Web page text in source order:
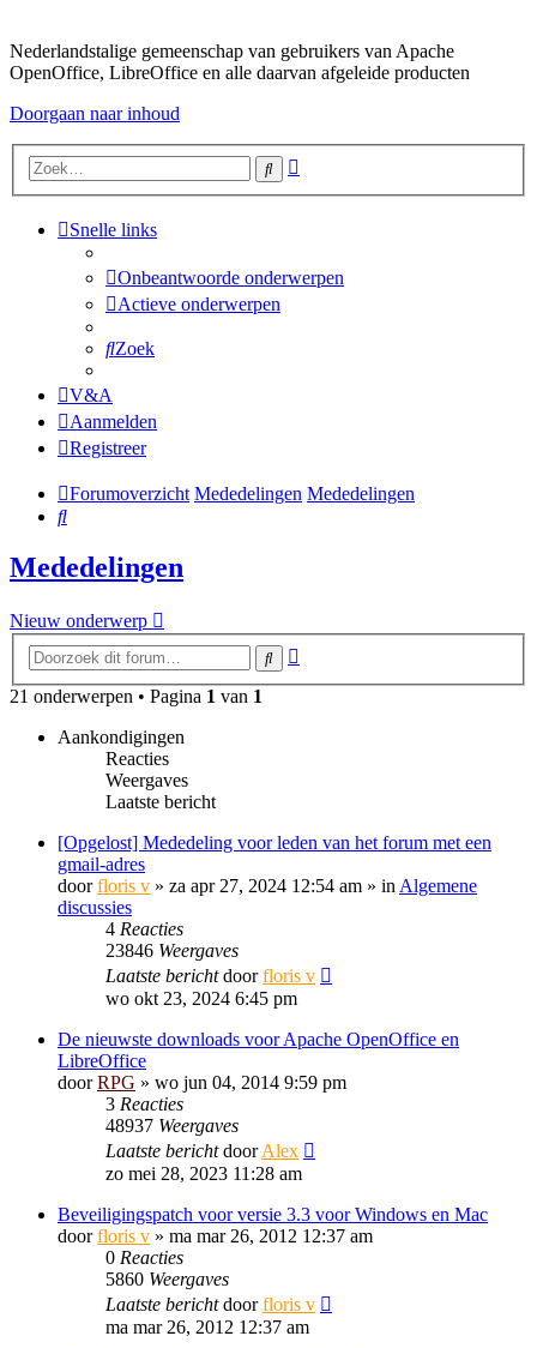
Nederlandstalige gemeenschap van gebruikers van Apache
OpenOffice, LibreOffice en alle daarvan afgeleide producten
Doorgaan naar inhoud
Zoek
Snelle links
Onbeantwoorde onderwerpen
Actieve onderwerpen
Zoek
V&A
Aanmelden
Registreer
Forumoverzicht Mededelingen Mededelingen
Zoek
Mededelingen
Nieuw onderwerp
Zoek
21 onderwerpen • Pagina 1 van 1
Aankondigingen
Reacties
Weergaves
Laatste bericht
[Opgelost] Mededeling voor leden van het forum met een
gmail-adres
doorfloris v » za apr 27, 2024 12:54 am » in Algemene
discussies
4 Reacties
23846 Weergaves
Laatste berichtdoorfloris v
wo okt 23, 2024 6:45 pm
De nieuwste downloads voor Apache OpenOffice en
LibreOffice
doorRPG » wo jun 04, 2014 9:59 pm
3 Reacties
48937 Weergaves
Laatste berichtdoorAlex
zo mei 28, 2023 11:28 am
Beveiligingspatch voor versie 3.3 voor Windows en Mac
doorfloris v » ma mar 26, 2012 12:37 am
0 Reacties
5860 Weergaves
Laatste berichtdoorfloris v
ma mar 26, 2012 12:37 am